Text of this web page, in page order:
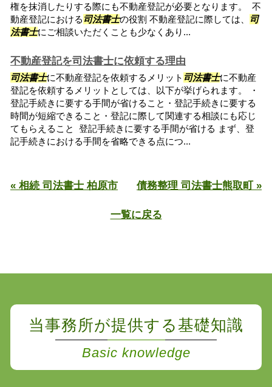
権を抹消したりする際にも不動産登記が必要となります。 不
動産登記における 司法書士の役割 不動産登記に際しては、
司
法書士にご相談いただくことも少なくあり...
不動産登記を司法書士に依頼する理由
司法書士に不動産登記を依頼するメリット 司法書士に不動産
登記を依頼するメリットとしては、以下が挙げられます。 ・
登記手続きに要する手間が省けること・登記手続きに要する
時間が短縮できること・登記に際して関連する相談にも応じ
てもらえること 登記手続きに要する手間が省ける まず、登
記手続きにおける手間を省略できる点につ...
« 相続 司法書士 柏原市 債務整理 司法書士熊取町 »
一覧に戻る
当事務所が提供する基礎知識
Basic knowledge